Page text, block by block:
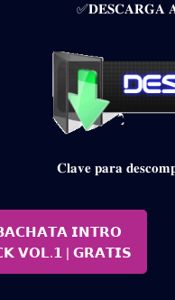
✅𝐃𝐄𝐒𝐂𝐀𝐑𝐆𝐀
𝐂𝐥𝐚𝐯𝐞 𝐩𝐚𝐫𝐚
𝗜𝗡𝗧𝗥𝗢
𝗩𝗢𝗟.𝟭 | 𝗚𝗥𝗔𝗧𝗜𝗦